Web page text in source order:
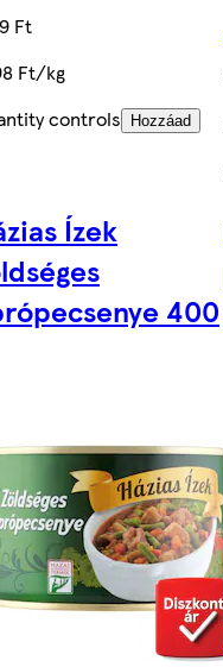
Ft
Ft/kg
controls
Hozzáad
Ízek
400